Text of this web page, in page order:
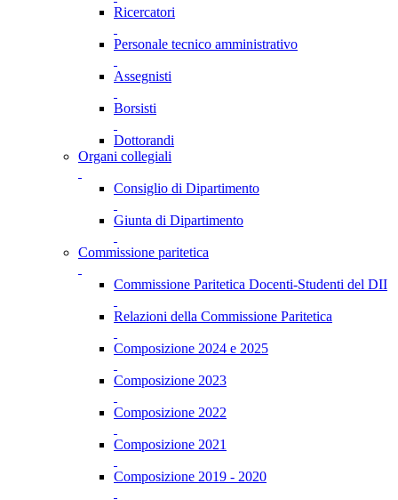
Ricercatori
Personale tecnico amministrativo
Assegnisti
Borsisti
Dottorandi
Organi collegiali
Consiglio di Dipartimento
Giunta di Dipartimento
Commissione paritetica
Commissione Paritetica Docenti-Studenti del DII
Relazioni della Commissione Paritetica
Composizione 2024 e 2025
Composizione 2023
Composizione 2022
Composizione 2021
Composizione 2019 - 2020